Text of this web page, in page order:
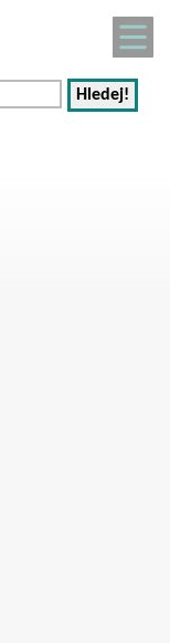
Hledej!